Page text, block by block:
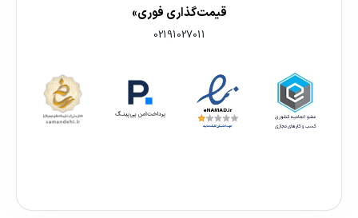
قیمت‌گذاری فوری»
02191027011